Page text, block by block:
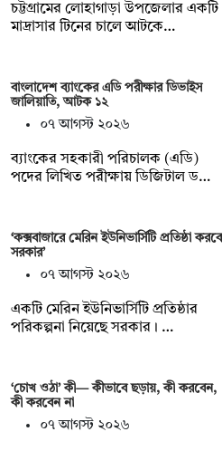
চট্টগ্রামের লোহাগাড়া উপজেলার একটি
মাদ্রাসার টিনের চালে আটকে…
বাংলাদেশ ব্যাংকের এডি পরীক্ষার ডিভাইস
জালিয়াতি, আটক ১২
০৭ আগস্ট ২০২৬
ব্যাংকের সহকারী পরিচালক (এডি)
পদের লিখিত পরীক্ষায় ডিজিটাল ড…
‘কক্সবাজারে মেরিন ইউনিভার্সিটি প্রতিষ্ঠা করবে
সরকার’
০৭ আগস্ট ২০২৬
একটি মেরিন ইউনিভার্সিটি প্রতিষ্ঠার
পরিকল্পনা নিয়েছে সরকার। …
‘চোখ ওঠা’ কী— কীভাবে ছড়ায়, কী করবেন,
কী করবেন না
০৭ আগস্ট ২০২৬